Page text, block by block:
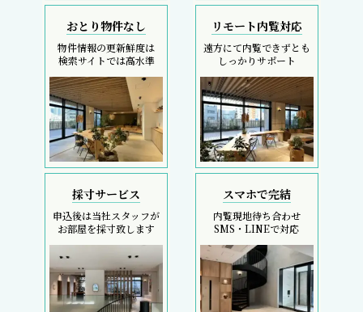
おとり物件なし
物件情報の更新鮮度は
検索サイトでは高水準
リモート内覧対応
遠方にて内覧できずとも
しっかりサポート
採寸サービス
申込後は当社スタッフが
お部屋を採寸致します
スマホで完結
内覧現地待ち合わせ
SMS・LINEで対応